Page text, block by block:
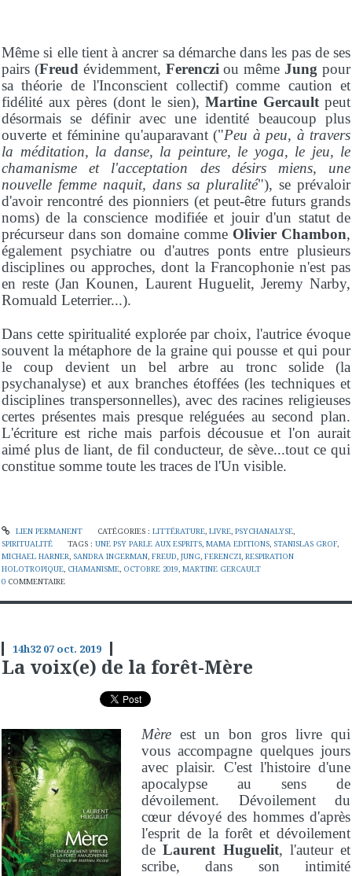
Même si elle tient à ancrer sa démarche dans les pas de ses
pairs (Freud évidemment, Ferenczi ou mêmeJungpour
sa théorie de l'Inconscient collectif) comme caution et
fidélité aux pères (dont le sien), Martine Gercaultpeut
désormais se définir avec une identité beaucoup plus
ouverte et féminine qu'auparavant ("Peu à peu, à travers
la méditation, la danse, la peinture, le yoga, le jeu, le
chamanisme et l'acceptation des désirs miens, une
nouvelle femme naquit, dans sa pluralité"), se prévaloir
d'avoir rencontré des pionniers (et peut-être futurs grands
noms) de la conscience modifiée et jouir d'un statut de
précurseur dans son domaine comme Olivier Chambon,
également psychiatre ou d'autres ponts entre plusieurs
disciplines ou approches, dont la Francophonie n'est pas
en reste (Jan Kounen, Laurent Huguelit, Jeremy Narby,
Romuald Leterrier...).
Dans cette spiritualité explorée par choix, l'autrice évoque
souvent la métaphore de la graine qui pousse et qui pour
le coup devient un bel arbre au tronc solide (la
psychanalyse) et aux branches étoffées (les techniques et
disciplines transpersonnelles), avec des racines religieuses
certes présentes mais presque reléguées au second plan.
L'écriture est riche mais parfois décousue et l'on aurait
aimé plus de liant, de fil conducteur, de sève...tout ce qui
constitue somme toute les traces de l'Un visible.
LIEN PERMANENT CATÉGORIES : LITTÉRATURE, LIVRE, PSYCHANALYSE,
SPIRITUALITÉ
TAGS :UNE PSY PARLE AUX ESPRITS ,MAMA EDITIONS STANISLAS GROF
MICHAEL HARNER SANDRA INGERMAN FREUD JUNG FERENCZI RESPIRATION
HOLOTROPIQUE CHAMANISME OCTOBRE 2019 MARTINE GERCAULT
0 COMMENTAIRE
14h32 07 oct. 2019
La voix(e) de la forêt-Mère
Mère est un bon gros livre qui
vous accompagne quelques jours
avec plaisir. C'est l'histoire d'une
apocalypse au sens de
dévoilement. Dévoilement du
cœur dévoyé des hommes d'après
l'esprit de la forêt et dévoilement
deLaurent Huguelit, l'auteur et
scribe, dans son intimité